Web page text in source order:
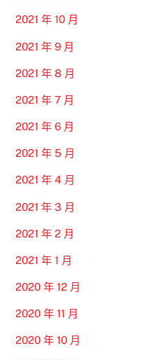
2021 年 10 月
2021 年 9 月
2021 年 8 月
2021 年 7 月
2021 年 6 月
2021 年 5 月
2021 年 4 月
2021 年 3 月
2021 年 2 月
2021 年 1 月
2020 年 12 月
2020 年 11 月
2020 年 10 月